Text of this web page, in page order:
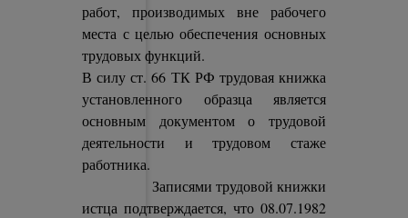
работ, производимых вне рабочего
места с целью обеспечения основных
трудовых функций.
В силу ст. 66 ТК РФ трудовая книжка
установленного образца является
основным документом о трудовой
деятельности и трудовом стаже
работника.
Записями трудовой книжки
истца подтверждается, что 08.07.1982